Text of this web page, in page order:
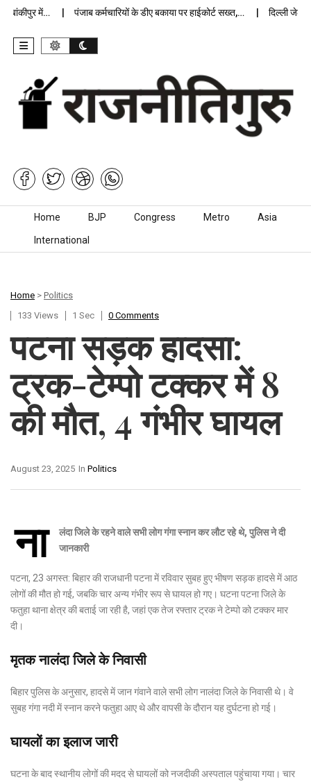
में… पंजाब कर्मचारियों के डीए बकाया पर हाईकोर्ट सख्त,… दिल्ली जेलों में
Skip to content
Home BJP Congress Metro Asia
International
Home > Politics
133 Views
1 Sec 0 Comments
पटना सड़क हादसा:
ट्रक-टेम्पो टक्कर में 8
की मौत, 4 गंभीर घायल
In Politics
August 23, 2025
ना
लंदा जिले के रहने वाले सभी लोग गंगा स्नान कर लौट रहे थे, पुलिस ने दी
जानकारी
पटना, 23 अगस्त: बिहार की राजधानी पटना में रविवार सुबह हुए भीषण सड़क हादसे में आठ
लोगों की मौत हो गई, जबकि चार अन्य गंभीर रूप से घायल हो गए। घटना पटना जिले के
फतुहा थाना क्षेत्र की बताई जा रही है, जहां एक तेज रफ्तार ट्रक ने टेम्पो को टक्कर मार
दी।
मृतक नालंदा जिले के निवासी
बिहार पुलिस के अनुसार, हादसे में जान गंवाने वाले सभी लोग नालंदा जिले के निवासी थे। वे
सुबह गंगा नदी में स्नान करने फतुहा आए थे और वापसी के दौरान यह दुर्घटना हो गई।
घायलों का इलाज जारी
घटना के बाद स्थानीय लोगों की मदद से घायलों को नजदीकी अस्पताल पहुंचाया गया। चार